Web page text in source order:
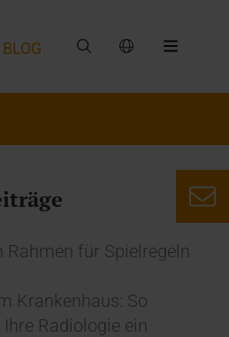
BLOG
Rahmen für Spielregeln
Krankenhaus: So
Radiologie ein